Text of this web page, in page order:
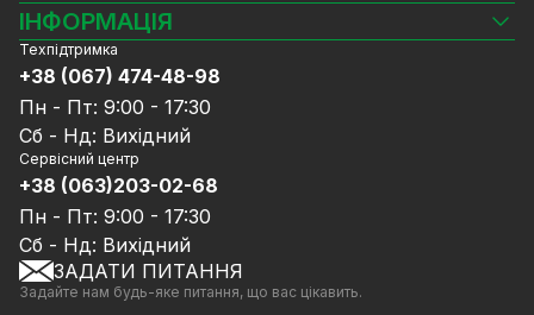
Камери відеоспостереження
Відеореєстратори
Комплекти відеоспостереження
СКУД
Джерела живлення
Мережеве обладнання
Ноутбуки та комп'ютери
Аксесуари
Акції
Знижені в ціні товари
GreenVision знижки
ІНФОРМАЦІЯ
Блог
Доставка та оплата
Гарантія та Сервісне обслуговування
Політика конфіденційності
Договір публічної оферти
Співпраця
Послуги
Калькулятор розрахунку обсягу HDD
Техпідтримка
+38 (067) 474-48-98
Пн - Пт: 9:00 - 17:30
Сб - Нд: Вихідний
Сервісний центр
+38 (063)203-02-68
Пн - Пт: 9:00 - 17:30
Сб - Нд: Вихідний
ЗАДАТИ ПИТАННЯ
Задайте нам будь-яке питання, що вас цікавить.